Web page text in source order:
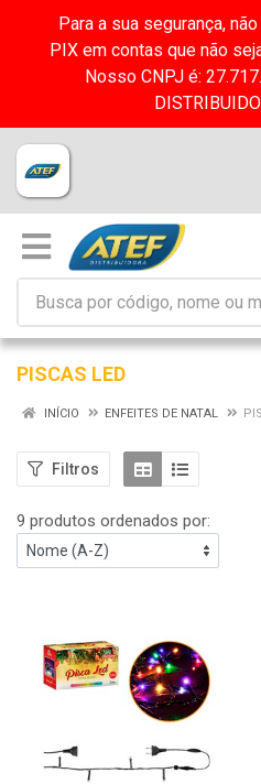
Para a sua segurança,
PIX em contas que não
Nosso CNPJ é:
PISCAS LED
INÍCIO ENFEITES DE NATAL
Filtros
9 produtos ordenados por: